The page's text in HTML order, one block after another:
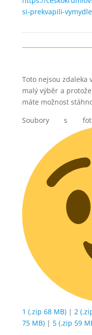
si-prekvapili-
Toto nejsou zdaleka
malý výběr a
máte možnost
Soubory s
1 (.zip 68 MB)| 2
75 MB)| 5 (.zip 59